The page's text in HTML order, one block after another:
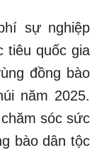
sự nghiệp
tiêu quốc gia
đồng bào
năm 2025.
sóc sức
bào dân tộc